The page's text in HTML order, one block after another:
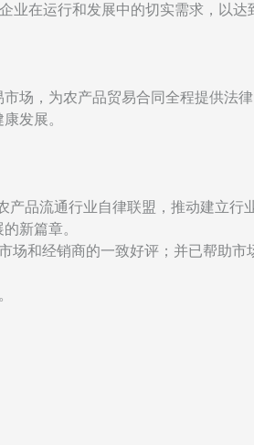
在运行和发展中的切实需求，以达
场，为农产品贸易合同全程提供法
发展。
产品流通行业自律联盟，推动建立行
新篇章。
场和经销商的一致好评；并已帮助市